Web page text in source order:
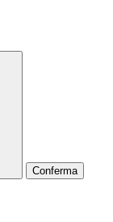
Conferma